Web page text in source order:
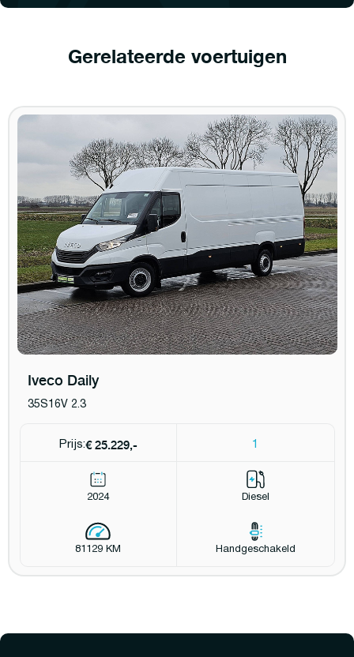
Gerelateerde voertuigen
Iveco Daily
35S16V 2.3
Prijs:€ 25.229,- 1
2024 Diesel
81129 KM Handgeschakeld